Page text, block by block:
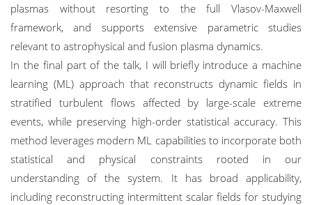
plasmas without resorting to the full Vlasov-Maxwell
framework, and supports extensive parametric studies
relevant to astrophysical and fusion plasma dynamics.
In the final part of the talk, I will briefly introduce a machine
learning (ML) approach that reconstructs dynamic fields in
stratified turbulent flows affected by large-scale extreme
events, while preserving high-order statistical accuracy. This
method leverages modern ML capabilities to incorporate both
statistical and physical constraints rooted in our
understanding of the system. It has broad applicability,
including reconstructing intermittent scalar fields for studying